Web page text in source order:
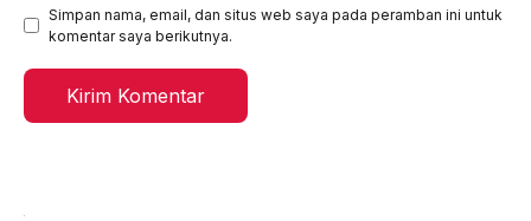
Simpan nama, email, dan situs web saya pada peramban ini untuk
komentar saya berikutnya.